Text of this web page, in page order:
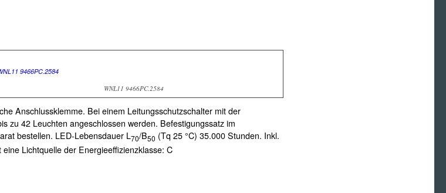
WNL11 9466PC.2584
Anschlussklemme. Bei einem Leitungsschutzschalter mit der
zu 42 Leuchten angeschlossen werden. Befestigungssatz im
bestellen. LED-Lebensdauer L70/B50 (Tq 25 °C) 35.000 Stunden. Inkl.
Lichtquelle der Energieeffizienzklasse: C